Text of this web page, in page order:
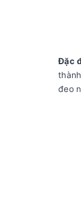
Đặc
đeo